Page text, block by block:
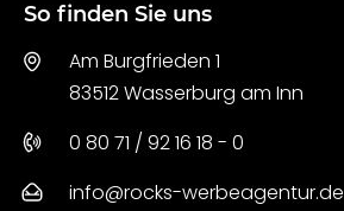
So finden Sie uns
Am Burgfrieden 1
83512 Wasserburg am Inn
0 80 71 / 92 16 18 - 0
info@rocks-werbeagentur.de